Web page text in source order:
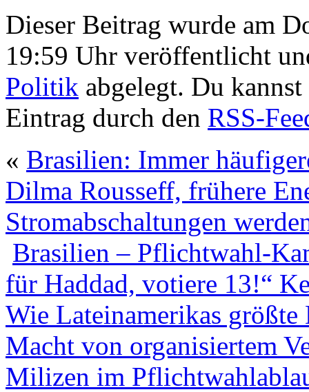
Dieser Beitrag wurde am
19:59 Uhr veröffentlicht
Politik abgelegt. Du
Eintrag durch den RSS-
« Brasilien: Immer
Dilma Rousseff, frühere
Stromabschaltungen
Brasilien – Pflichtwahl-
für Haddad, votiere 13!“
Wie Lateinamerikas
Macht von organisiertem
Milizen im